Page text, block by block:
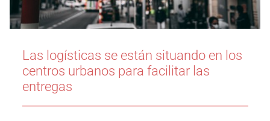
Las logísticas se están situando en los
centros urbanos para facilitar las
entregas